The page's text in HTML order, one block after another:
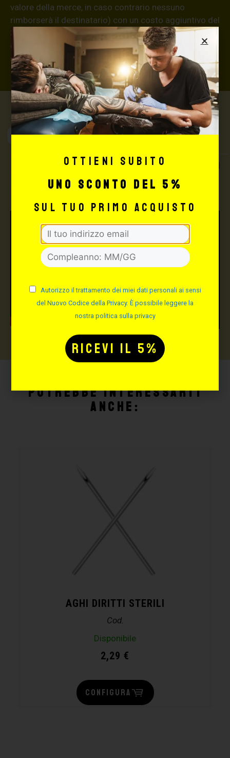
valore della merce, in caso contrario nessuno
rimborserà il destinatario) con un costo aggiuntivo del
3,5% sul valore totale del carrello, da richiedere prima
di concludere il pagamento al seguente indirizzo:
shop@maxsignorello.it
Max Signorello
TUTTO PER IL TUO
TATTOO STUDIO
Potrebbe interessarti
anche:
AGHI DIRITTI STERILI
Cod.
Disponibile
2,29 €
CONFIGURA
Ottieni subito
uno sconto del 5%
sul tuo primo acquisto
Autorizzo il trattamento dei miei dati personali ai sensi
del Nuovo Codice della Privacy. È possibile leggere la
nostra politica sulla privacy